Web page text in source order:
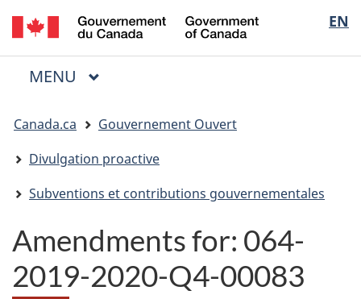
Passer
au
contenu
Passer
à
« Au
Passer
à
la
EN
of
Menu
MENU PRINCIPAL
êtes
ici
Canada.ca
Gouvernement Ouvert
Divulgation proactive
Subventions et contributions gouvernementales
Amendments for: 064-
2019-2020-Q4-00083